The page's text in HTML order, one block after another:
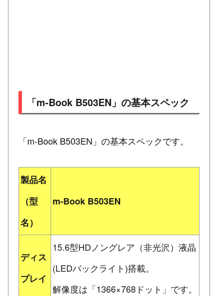
「m-Book B503EN」の基本スペック
「m-Book B503EN」の基本スペックです。
製品名
（型
名）
m-Book B503EN
ディス
プレイ
15.6型HDノングレア（非光沢）液晶
(LEDバックライト)搭載。
解像度は「1366×768ドット」です。